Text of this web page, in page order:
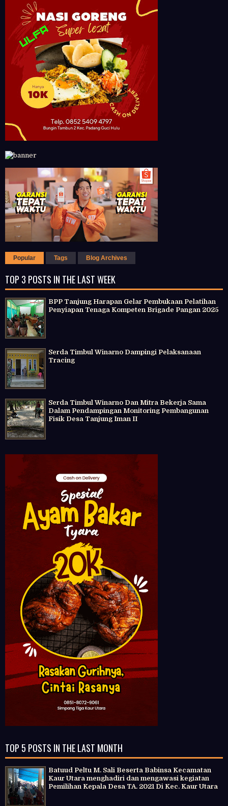
Popular Tags Blog Archives
TOP 3 POSTS IN THE LAST WEEK
BPP Tanjung Harapan Gelar Pembukaan Pelatihan
Penyiapan Tenaga Kompeten Brigade Pangan 2025
Serda Timbul Winarno Dampingi Pelaksanaan
Tracing
Serda Timbul Winarno Dan Mitra Bekerja Sama
Dalam Pendampingan Monitoring Pembangunan
Fisik Desa Tanjung Iman II
TOP 5 POSTS IN THE LAST MONTH
Batuud Peltu M. Sali Beserta Babinsa Kecamatan
Kaur Utara menghadiri dan mengawasi kegiatan
Pemilihan Kepala Desa TA. 2021 Di Kec. Kaur Utara